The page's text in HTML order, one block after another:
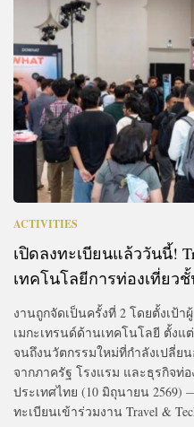
ACTIVITIES
เปิดลงทะเบียนแล้ววันนี้!
เทคโนโลยีการท่องเที่ยว
งานถูกจัดเป็นครั้งที่ 2 โดยตั้งเป้า
เมกะเทรนด์ด้านเทคโนโลยี ตั้งแต่
จนถึงนวัตกรรมใหม่ที่กำลังเปลี่ย
จากภาครัฐ โรงแรม และธุรกิจท่อ
ประเทศไทย (10 มิถุนายน 2569)
ทะเบียนเข้าร่วมงาน Travel &